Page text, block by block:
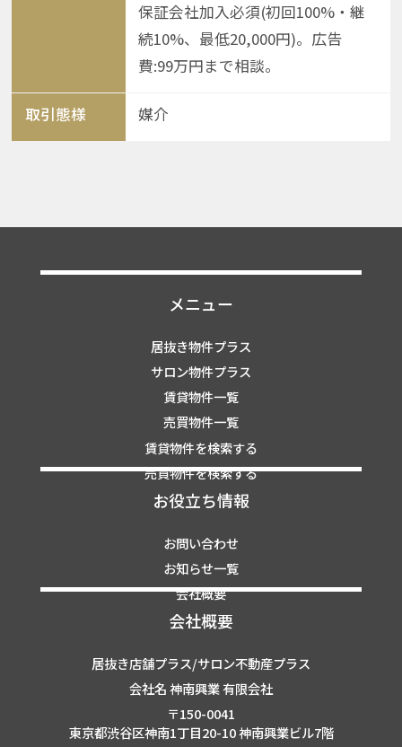
保証会社加入必須(初回100%・継
続10%、最低20,000円)。広告
費:99万円まで相談。
取引態様 媒介
メニュー
居抜き物件プラス
サロン物件プラス
賃貸物件一覧
売買物件一覧
賃貸物件を検索する
売買物件を検索する
お役立ち情報
お問い合わせ
お知らせ一覧
会社概要
会社概要
居抜き店舗プラス/サロン不動産プラス
会社名 神南興業 有限会社
〒150-0041
東京都渋谷区神南1丁目20-10 神南興業ビル7階